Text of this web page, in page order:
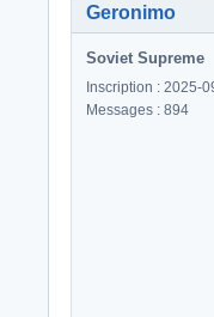
Geronimo
Soviet Supreme
Inscription : 2025-
Messages : 894